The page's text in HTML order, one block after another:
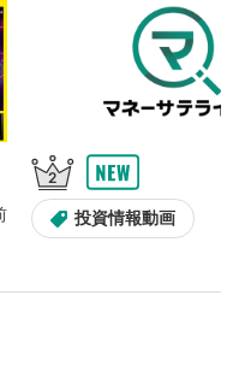
れます。
ます。
整できます。
投資情報動画